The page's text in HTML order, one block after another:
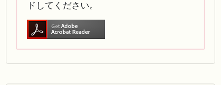
ドしてください。